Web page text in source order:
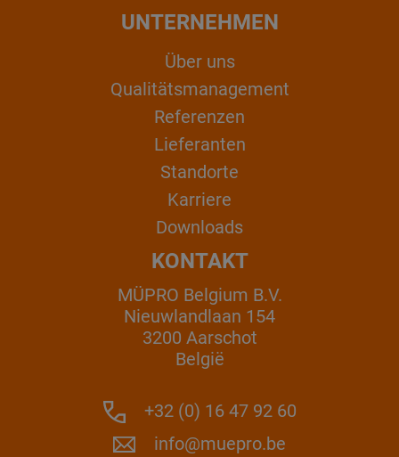
UNTERNEHMEN
Über uns
Qualitätsmanagement
Referenzen
Lieferanten
Standorte
Karriere
Downloads
KONTAKT
MÜPRO Belgium B.V.
Nieuwlandlaan 154
3200 Aarschot
België
+32 (0) 16 47 92 60
info@muepro.be